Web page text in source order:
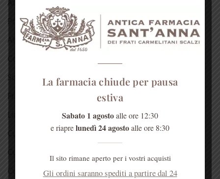
Antichi rimedi naturali
Prodotti dell’alveare
Alimentari
Confetture
Sciroppo di rose
Fragranze del Carmelo
Liquori
Cura della pelle
Cura dei capelli
Cura della bocca
La farmacia chiude per pausa
estiva
Sabato 1 agostoalle ore 12:30
e riaprelunedì 24 agostoalle ore 8:30
Il sito rimane aperto per i vostri acquisti
Gli ordini saranno spediti a partire dal 24